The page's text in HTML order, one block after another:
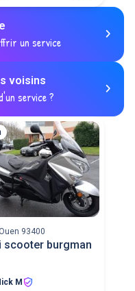
un service
voisins
service ?
93400
scooter burgman
M